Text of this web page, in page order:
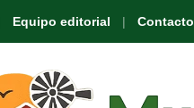
Equipo editorial Contacto